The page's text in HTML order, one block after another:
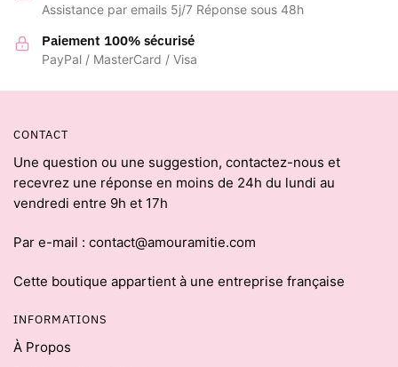
Assistance par emails 5j/7 Réponse sous 48h
Paiement 100% sécurisé
PayPal / MasterCard / Visa
CONTACT
Une question ou une suggestion, contactez-nous et
recevrez une réponse en moins de 24h du lundi au
vendredi entre 9h et 17h
Par e-mail : contact@amouramitie.com
Cette boutique appartient à une entreprise française
INFORMATIONS
À Propos